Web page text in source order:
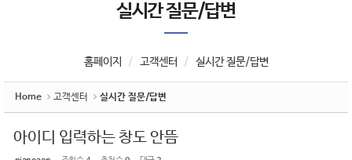
실시간 질문/답변
홈페이지 고객센터 실시간 질문/답변
Home 고객센터 실시간 질문/답변
아이디 입력하는 창도 안뜸